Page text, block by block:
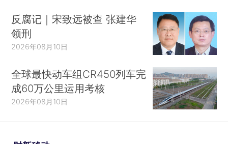
反腐记｜宋致远被查 张建华
领刑
2026年08月10日
全球最快动车组CR450列车完
成60万公里运用考核
2026年08月10日